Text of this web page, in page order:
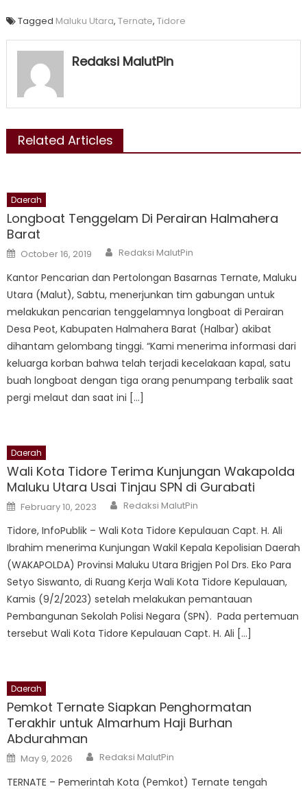
Tagged Maluku Utara, Ternate, Tidore
Redaksi MalutPin
Related Articles
Daerah
Longboat Tenggelam Di Perairan Halmahera
Barat
Posted
on
October 16, 2019 Author
Redaksi MalutPin
Kantor Pencarian dan Pertolongan Basarnas Ternate, Maluku
Utara (Malut), Sabtu, menerjunkan tim gabungan untuk
melakukan pencarian tenggelamnya longboat di Perairan
Desa Peot, Kabupaten Halmahera Barat (Halbar) akibat
dihantam gelombang tinggi. “Kami menerima informasi dari
keluarga korban bahwa telah terjadi kecelakaan kapal, satu
buah longboat dengan tiga orang penumpang terbalik saat
pergi melaut dan saat ini […]
Daerah
Wali Kota Tidore Terima Kunjungan Wakapolda
Maluku Utara Usai Tinjau SPN di Gurabati
Posted
on
February 10, 2023 Author
Redaksi MalutPin
Tidore, InfoPublik – Wali Kota Tidore Kepulauan Capt. H. Ali
Ibrahim menerima Kunjungan Wakil Kepala Kepolisian Daerah
(WAKAPOLDA) Provinsi Maluku Utara Brigjen Pol Drs. Eko Para
Setyo Siswanto, di Ruang Kerja Wali Kota Tidore Kepulauan,
Kamis (9/2/2023) setelah melakukan pemantauan
Pembangunan Sekolah Polisi Negara (SPN). Pada pertemuan
tersebut Wali Kota Tidore Kepulauan Capt. H. Ali […]
Daerah
Pemkot Ternate Siapkan Penghormatan
Terakhir untuk Almarhum Haji Burhan
Abdurahman
Posted
on
May 9, 2026 Author
Redaksi MalutPin
TERNATE – Pemerintah Kota (Pemkot) Ternate tengah